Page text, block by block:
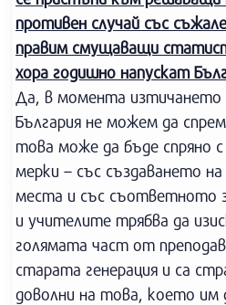
противен случай със
правим смущаващи
хора годишно напускат
Да, в момента
България не можем да
това може да бъде спряно
мерки – със създаването
места и със съответното
и учителите трябва да
голямата част от
старата генерация и са
доволни на това, което им